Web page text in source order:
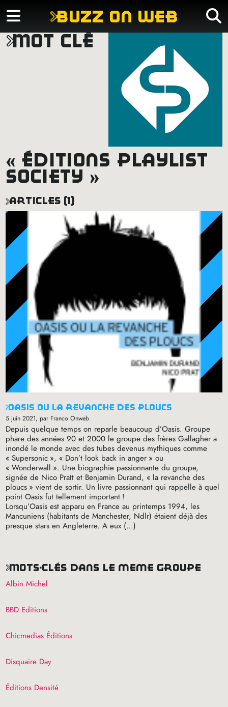
buzz on web
mot clé
« éditions playlist
society »
articles (1)
oasis ou la revanche des ploucs
5 juin 2021, par Franco Onweb
Depuis quelque temps on reparle beaucoup d’Oasis. Groupe
phare des années 90 et 2000 le groupe des frères Gallagher a
inondé le monde avec des tubes devenus mythiques comme
« Supersonic », « Don’t look back in anger » ou
« Wonderwall ». Une biographie passionnante du groupe,
signée de Nico Pratt et Benjamin Durand, « la revanche des
ploucs » vient de sortir. Un livre passionnant qui rappelle à quel
point Oasis fut tellement important !
Lorsqu’Oasis est apparu en France au printemps 1994, les
Mancuniens (habitants de Manchester, Ndlr) étaient déjà des
presque stars en Angleterre. A eux (…)
mots-clés dans le même groupe
Albin Michel
BBD Editions
Chicmedias Éditions
Disquaire Day
Éditions Densité